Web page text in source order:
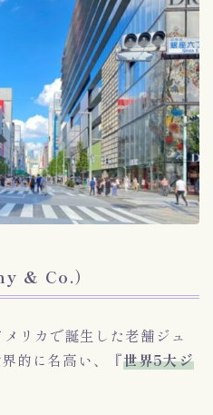
& Co.）
リカで誕生した老舗ジュ
的に名高い、『世界5大ジ